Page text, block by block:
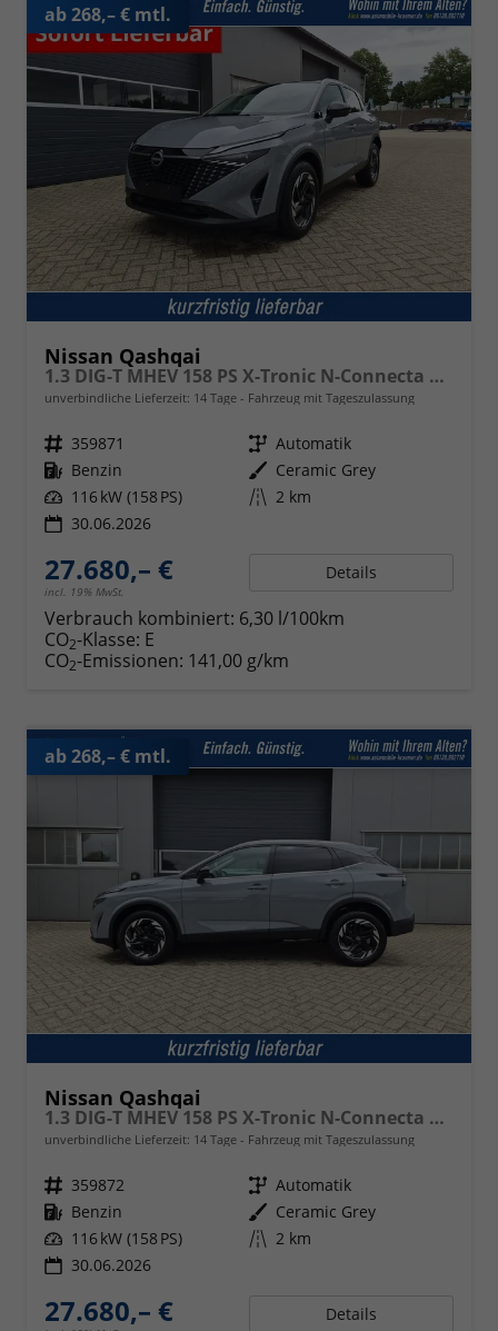
ab 268,– € mtl.
Nissan Qashqai
1.3 DIG-T MHEV 158 PS X-Tronic N-Connecta Teil-Leder PanoGlasdach Klimaautomatik Sitzheizung Lenkradheizung Navi ACC PDC v+h 360°Kamera DAB Bluetooth Touchscreen Apple CarPlay Android Auto 18"LM
unverbindliche Lieferzeit: 14 Tage Fahrzeug mit Tageszulassung
Fahrzeugnr. 359871 Getriebe Automatik
Kraftstoff Benzin Außenfarbe Ceramic Grey
Leistung 116 kW (158 PS) Kilometerstand 2 km
30.06.2026
27.680,– €
incl. 19% MwSt.
Details
Verbrauch kombiniert: 6,30 l/100km
CO2-Klasse: E
CO2-Emissionen: 141,00 g/km
ab 268,– € mtl.
Nissan Qashqai
1.3 DIG-T MHEV 158 PS X-Tronic N-Connecta Teil-Leder PanoGlasdach Klimaautomatik Sitzheizung Lenkradheizung Navi ACC PDC v+h 360°Kamera DAB Bluetooth Touchscreen Apple CarPlay Android Auto 18"LM
unverbindliche Lieferzeit: 14 Tage Fahrzeug mit Tageszulassung
Fahrzeugnr. 359872 Getriebe Automatik
Kraftstoff Benzin Außenfarbe Ceramic Grey
Leistung 116 kW (158 PS) Kilometerstand 2 km
30.06.2026
27.680,– € Details